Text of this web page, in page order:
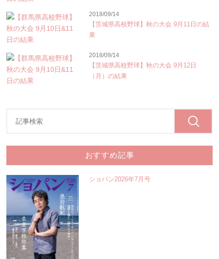
2018/09/14
【茨城県高校野球】秋の大会 9月11日の結
果
2018/09/14
【茨城県高校野球】秋の大会 9月12日
（月）の結果
おすすめ記事
ショパン2026年7月号